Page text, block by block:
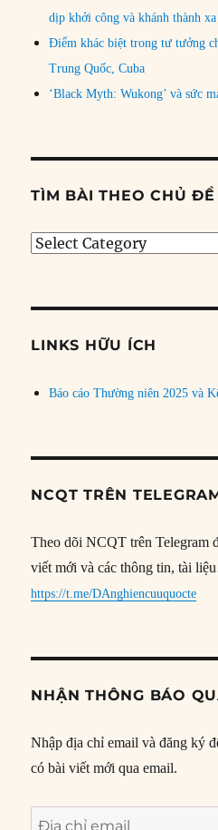
dịp khởi công và khánh thành
Điểm khác biệt trong tư tưởng
Trung Quốc, Cuba
‘Black Myth: Wukong’ và sức
TÌM BÀI THEO CHỦ ĐỀ
Tìm
đề
LINKS HỮU ÍCH
Báo cáo Thường niên 2025 và
NCQT TRÊN
Theo dõi NCQT trên Telegram
viết mới và các thông tin, tài
https://t.me/DAnghiencuuquocte
NHẬN THÔNG BÁO
Nhập địa chỉ email và đăng ký
có bài viết mới qua email.
Địa